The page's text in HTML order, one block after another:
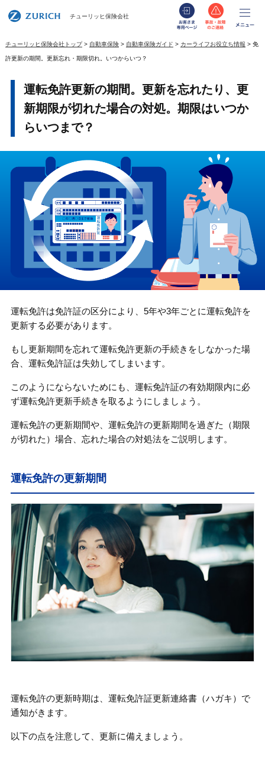
チューリッヒ保険会社
お客さま専用
事故・
チューリッヒ保険会社トップ 自動車保険 自動車保険ガイド カーライフお役立ち情報 免
許更新の期間。更新忘れ・期限切れ。いつからいつ？
運転免許更新の期間。更新を忘れたり、更
新期限が切れた場合の対処。期限はいつか
らいつまで？
運転免許は免許証の区分により、5年や3年ごとに運転免許を
更新する必要があります。
もし更新期間を忘れて運転免許更新の手続きをしなかった場
合、運転免許証は失効してしまいます。
このようにならないためにも、運転免許証の有効期限内に必
ず運転免許更新手続きを取るようにしましょう。
運転免許の更新期間や、運転免許の更新期間を過ぎた（期限
が切れた）場合、忘れた場合の対処法をご説明します。
運転免許の更新期間
運転免許の更新時期は、運転免許証更新連絡書（ハガキ）で
通知がきます。
以下の点を注意して、更新に備えましょう。